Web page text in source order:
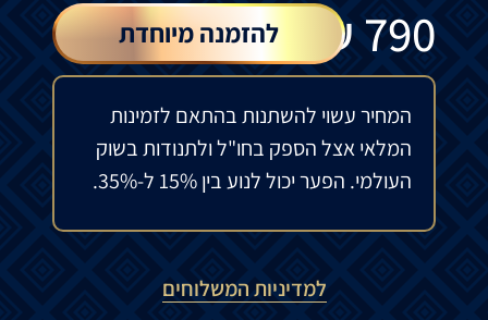
790
₪ להזמנה מיוחדת
המחיר עשוי להשתנות בהתאם לזמינות
המלאי אצל הספק בחו"ל ולתנודות בשוק
העולמי. הפער יכול לנוע בין 15% ל-35%.
למדיניות המשלוחים